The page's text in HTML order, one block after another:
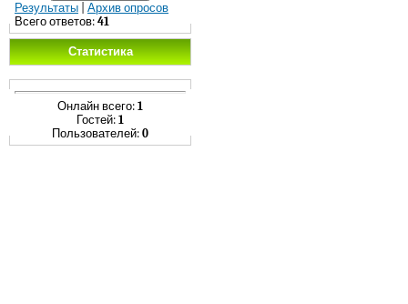
Результаты
Архив опросов
Всего ответов: 41
Статистика
Онлайн всего: 1
Гостей: 1
Пользователей: 0